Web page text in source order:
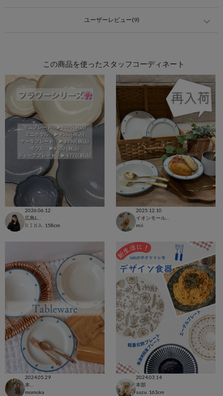
ユーザーレビュー(9)
この商品を使ったスタッフコーディネート
2026.06.12
𝚁 𝙸 𝙽 𝙰 .
158cm
2025.12.10
イオンモール浦和美園店
mii
2024.05.29
momoka
2024.03.14
本部
suzu. 163cm